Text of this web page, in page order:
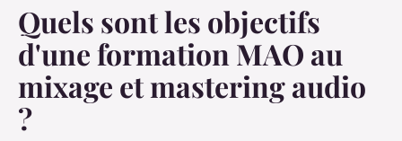
Quels sont les objectifs
d'une formation MAO au
mixage et mastering audio
?